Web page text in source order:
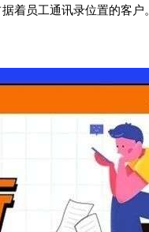
着员工通讯录位置的客户。